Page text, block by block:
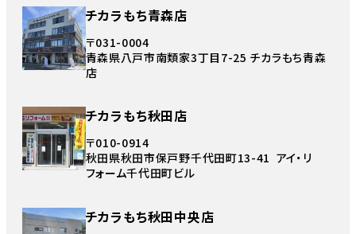
チカラもち青森店
〒031-0004
青森県八戸市南類家3丁目7-25 チカラもち青森
店
チカラもち秋田店
〒010-0914
秋田県秋田市保戸野千代田町13-41 アイ・リ
フォーム千代田町ビル
チカラもち秋田中央店